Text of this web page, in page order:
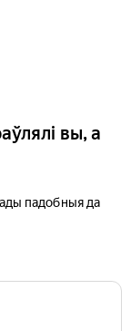
вы, а
падобныя да